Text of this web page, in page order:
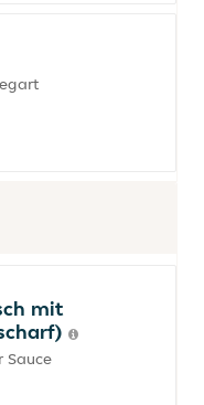
mit
Sauce